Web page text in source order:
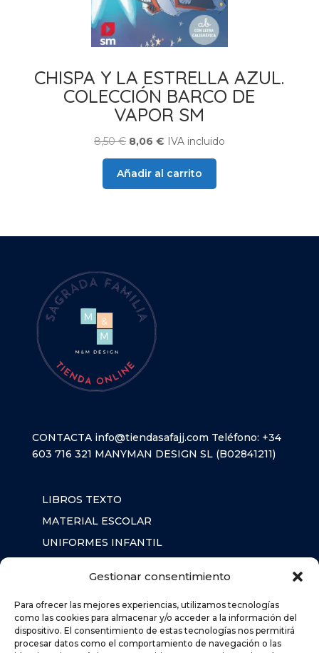
Gestionar consentimiento
Para ofrecer las mejores experiencias, utilizamos tecnologías
como las cookies para almacenar y/o acceder a la información del
dispositivo. El consentimiento de estas tecnologías nos permitirá
procesar datos como el comportamiento de navegación o las
CHISPA Y LA ESTRELLA AZUL.
COLECCIÓN BARCO DE
VAPOR SM
8,50€ El
precio
original
era:
8,06 €El
precio
actual
es:
IVA incluido
Añadir al carrito
CONTACTA info@tiendasafajj.com Teléfono: +34
603 716 321 MANYMAN DESIGN SL (B02841211)
LIBROS TEXTO
MATERIAL ESCOLAR
UNIFORMES INFANTIL
AVISO LEGAL